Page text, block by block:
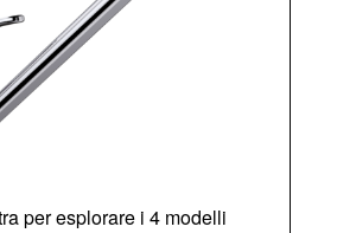
per esplorare i 4 modelli